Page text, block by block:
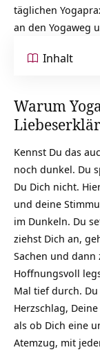
täglichen
an den Yogaweg
Inhalt
Warum
Kennst Du das
noch dunkel. Du
Du Dich nicht.
und deine
im Dunkeln. Du
ziehst Dich an,
Sachen und dann
Hoffnungsvoll
Mal tief durch.
Herzschlag,
als ob Dich eine
Atemzug, mit